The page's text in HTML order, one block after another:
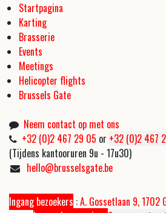
Startpagina
Karting
Brasserie
Events
Meetings
Helicopter flights
Brussels Gate
Neem contact op met ons
+32 (0)2 467 29 05 or +32 (0)2 467
(Tijdens kantooruren 9u - 17u30)
hello@brusselsgate.be
Ingang bezoekers :A. Gossetlaan 9, 1702